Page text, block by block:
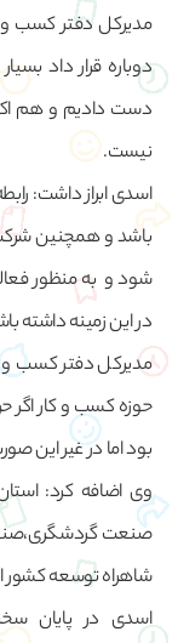
مدیرکل دفتر کسب و
دست دادیم و هم
نیست.
اسدی ابراز داشت:
باشد و همچنین
شود و به منظور
در این زمینه داشته
مدیرکل دفتر کسب و
حوزه کسب و کار اگر
بود اما در غیر این
وی اضافه کرد:
صنعت
شاهراه توسعه کشور
اسدی در پایان